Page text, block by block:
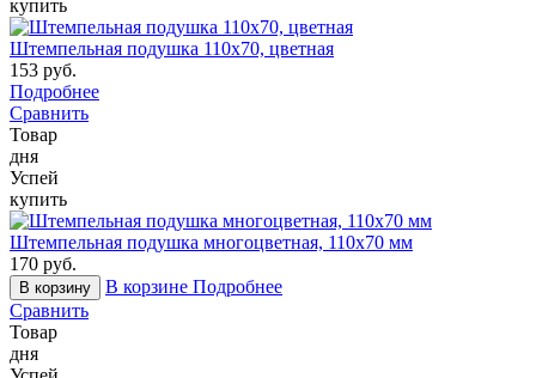
купить
Штемпельная подушка 110х70, цветная
153 руб.
Подробнее
Сравнить
Товар
дня
Успей
купить
Штемпельная подушка многоцветная, 110х70 мм
170 руб.
В корзину В корзине Подробнее
Сравнить
Товар
дня